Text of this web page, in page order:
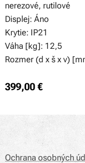
nerezové, rutilové
Displej: Áno
Krytie: IP21
Váha [kg]: 12,5
Rozmer (d x š x v)
399,00 €
Ochrana osobných